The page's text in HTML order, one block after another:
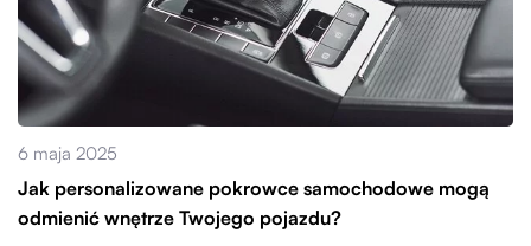
6 maja 2025
Jak personalizowane pokrowce samochodowe mogą
odmienić wnętrze Twojego pojazdu?